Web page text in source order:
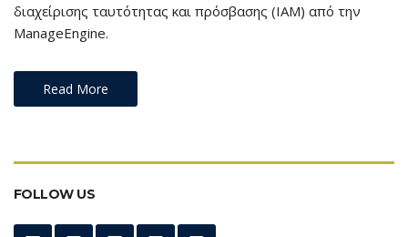
διαχείρισης ταυτότητας και πρόσβασης (IAM) από την
ManageEngine.
Read More
FOLLOW US